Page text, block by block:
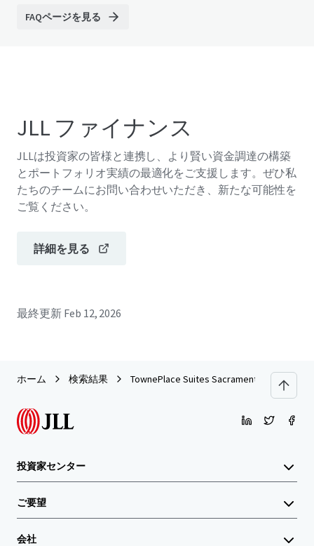
FAQページを見る
JLL ファイナンス
JLLは投資家の皆様と連携し、より賢い資金調達の構築
とポートフォリオ実績の最適化をご支援します。ぜひ私
たちのチームにお問い合わせいただき、新たな可能性を
ご覧ください。
詳細を見る
最終更新 Feb 12, 2026
ホーム 検索結果 TownePlace Suites Sacramento Elk Grove -
投資家センター
ご要望
会社